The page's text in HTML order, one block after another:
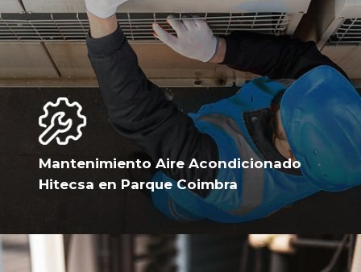
Mantenimiento Aire Acondicionado
Hitecsa en Parque Coimbra